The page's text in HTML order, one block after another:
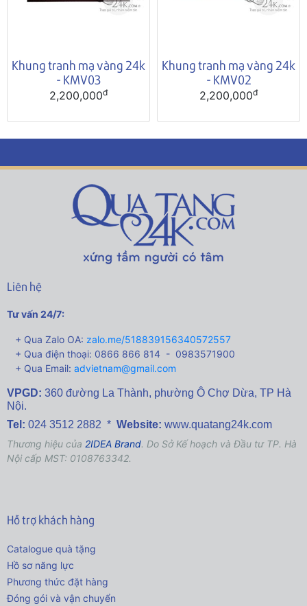
Khung tranh mạ vàng 24k
- KMV03
2,200,000đ
Khung tranh mạ vàng 24k
- KMV02
2,200,000đ
Liên hệ
Tư vấn 24/7:
+ Qua Zalo OA: zalo.me/518839156340572557
+ Qua điện thoại: 0866 866 814 - 0983571900
+ Qua Email: advietnam@gmail.com
VPGD: 360 đường La Thành, phường Ô Chợ Dừa, TP Hà
Nội.
Tel: 024 3512 2882 * Website: www.quatang24k.com
Thương hiệu của 2IDEA Brand. Do Sở Kế hoạch và Đầu tư TP. Hà
Nội cấp MST: 0108763342.
Hỗ trợ khách hàng
Catalogue quà tặng
Hồ sơ năng lực
Phương thức đặt hàng
Đóng gói và vận chuyển